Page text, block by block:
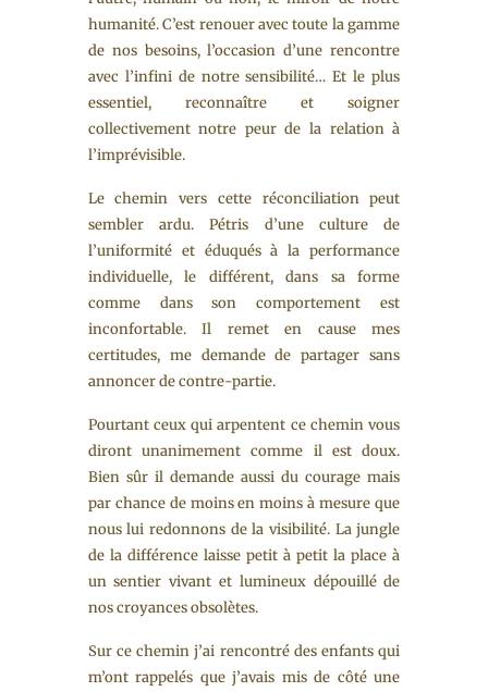
humanité. C’est renouer avec toute la gamme
de nos besoins, l’occasion d’une rencontre
avec l’infini de notre sensibilité… Et le plus
essentiel, reconnaître et soigner
collectivement notre peur de la relation à
l’imprévisible.
Le chemin vers cette réconciliation peut
sembler ardu. Pétris d’une culture de
l’uniformité et éduqués à la performance
individuelle, le différent, dans sa forme
comme dans son comportement est
inconfortable. Il remet en cause mes
certitudes, me demande de partager sans
annoncer de contre-partie.
Pourtant ceux qui arpentent ce chemin vous
diront unanimement comme il est doux.
Bien sûr il demande aussi du courage mais
par chance de moins en moins à mesure que
nous lui redonnons de la visibilité. La jungle
de la différence laisse petit à petit la place à
un sentier vivant et lumineux dépouillé de
nos croyances obsolètes.
Sur ce chemin j’ai rencontré des enfants qui
m’ont rappelés que j’avais mis de côté une